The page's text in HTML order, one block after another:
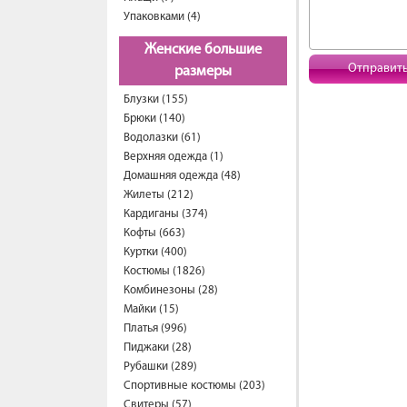
Упаковками (4)
Женские большие
размеры
Блузки (155)
Брюки (140)
Водолазки (61)
Верхняя одежда (1)
Домашняя одежда (48)
Жилеты (212)
Кардиганы (374)
Кофты (663)
Куртки (400)
Костюмы (1826)
Комбинезоны (28)
Майки (15)
Платья (996)
Пиджаки (28)
Рубашки (289)
Спортивные костюмы (203)